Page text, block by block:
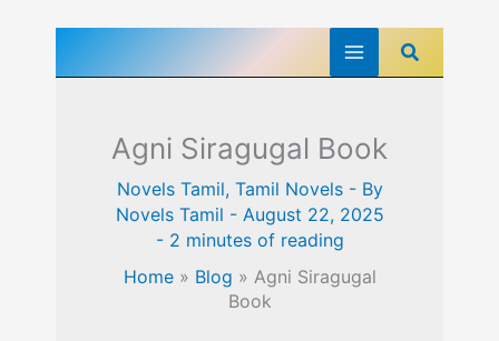
Search
Agni Siragugal Book
Novels Tamil, Tamil Novels- By
Novels Tamil - August 22, 2025
- 2 minutes of reading
Home» Blog » Agni Siragugal
Book